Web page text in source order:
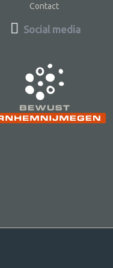
Contact
Social media